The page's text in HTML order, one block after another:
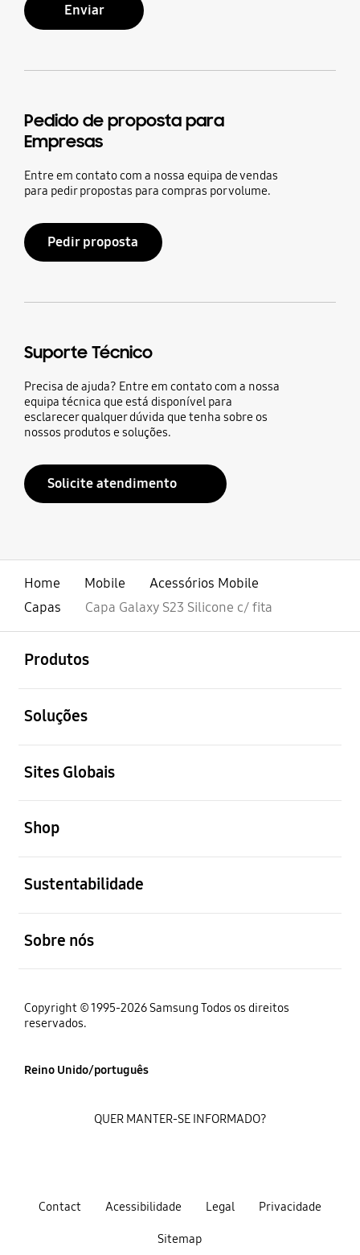
Enviar
Pedido de proposta para
Empresas
Entre em contato com a nossa equipa de vendas
para pedir propostas para compras por volume.
Pedir proposta
Suporte Técnico
Precisa de ajuda? Entre em contato com a nossa
equipa técnica que está disponível para
esclarecer qualquer dúvida que tenha sobre os
nossos produtos e soluções.
Solicite atendimento
Home Mobile
Acessórios Mobile
Capas
Capa Galaxy S23 Silicone c/ fita
Produtos
Soluções
Sites Globais
Shop
Sustentabilidade
Sobre nós
Copyright © 1995-2026 Samsung Todos os direitos
reservados.
Reino Unido/português
Contact Acessibilidade Legal Privacidade
Sitemap
QUER MANTER-SE INFORMADO?